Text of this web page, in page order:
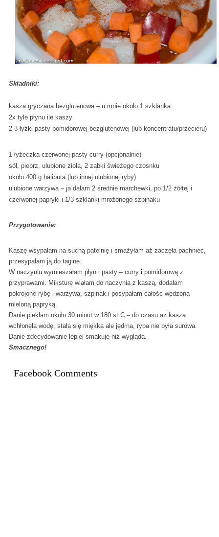
Składniki:
kasza gryczana bezglutenowa – u mnie około 1 szklanka
2x tyle płynu ile kaszy
2-3 łyżki pasty pomidorowej bezglutenowej (lub koncentratu/przecieru)
1 łyżeczka czerwonej pasty curry (opcjonalnie)
sól, pieprz, ulubione zioła, 2 ząbki świeżego czosnku
około 400 g halibuta (lub innej ulubionej ryby)
ulubione warzywa – ja dałam 2 średnie marchewki, po 1/2 żółtej i
czerwonej papryki i 1/3 szklanki mrożonego szpinaku
Przygotowanie:
Kaszę wsypałam na suchą patelnię i smażyłam aż zaczęła pachnieć,
przesypałam ją do tagine.
W naczyniu wymieszałam płyn i pasty – curry i pomidorową z
przyprawami. Miksturę wlałam do naczynia z kaszą, dodałam
pokrojone rybę i warzywa, szpinak i posypałam całość wędzoną
mieloną papryką.
Danie piekłam około 30 minut w 180 st C – do czasu aż kasza
wchłonęła wodę, stała się miękka ale jędrna, ryba nie była surowa.
Danie zdecydowanie lepiej smakuje niż wygląda.
Smacznego!
Facebook Comments